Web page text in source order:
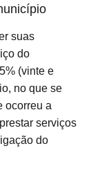
suas
do
(vinte e
no que se
ocorreu a
serviços
do